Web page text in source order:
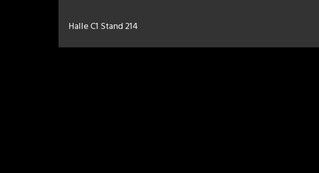
Halle C1 Stand 214